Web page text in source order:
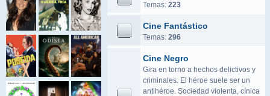
Temas: 223
Cine Fantástico
Temas: 296
Cine Negro
Gira en torno a hechos delictivos y
criminales. El héroe suele ser un
antihéroe. Sociedad violenta, cínica